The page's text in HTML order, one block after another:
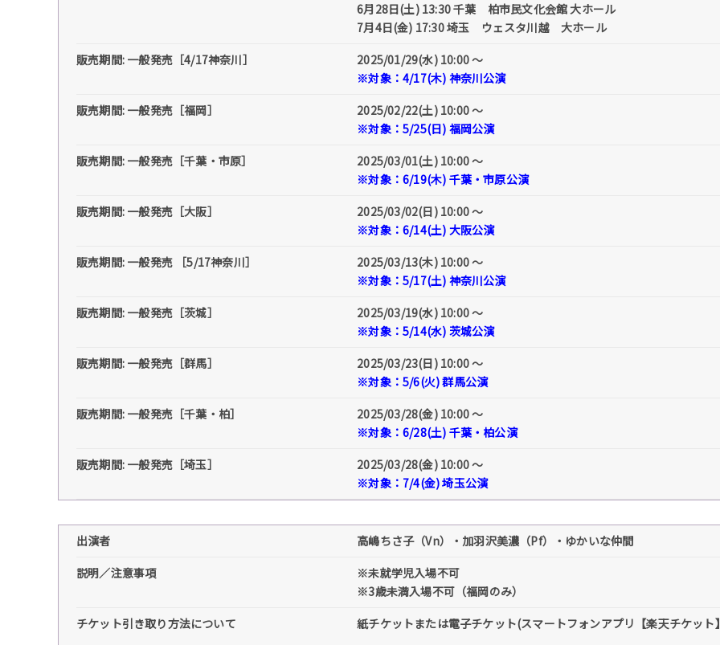
6月28日(土) 13:30 千葉 柏市民文化会館 大ホール
7月4日(金) 17:30 埼玉 ウェスタ川越 大ホール
販売期間: 一般発売［4/17神奈川］
2025/01/29(水) 10:00 〜
※対象：4/17(木) 神奈川公演
販売期間: 一般発売［福岡］
2025/02/22(土) 10:00 〜
※対象：5/25(日) 福岡公演
販売期間: 一般発売［千葉・市原］
2025/03/01(土) 10:00 〜
※対象：6/19(木) 千葉・市原公演
販売期間: 一般発売［大阪］
2025/03/02(日) 10:00 〜
※対象：6/14(土) 大阪公演
販売期間: 一般発売 ［5/17神奈川］
2025/03/13(木) 10:00 〜
※対象：5/17(土) 神奈川公演
販売期間: 一般発売［茨城］
2025/03/19(水) 10:00 〜
※対象：5/14(水) 茨城公演
販売期間: 一般発売［群馬］
2025/03/23(日) 10:00 〜
※対象：5/6(火) 群馬公演
販売期間: 一般発売［千葉・柏］
2025/03/28(金) 10:00 〜
※対象：6/28(土) 千葉・柏公演
販売期間: 一般発売［埼玉］
2025/03/28(金) 10:00 〜
※対象：7/4(金) 埼玉公演
出演者
高嶋ちさ子（Vn）・加羽沢美濃（Pf）・ゆかいな仲間
説明／注意事項
※未就学児入場不可
※3歳未満入場不可（福岡のみ）
チケット引き取り方法について
紙チケットまたは電子チケット(スマートフォンアプリ【楽天チケッ